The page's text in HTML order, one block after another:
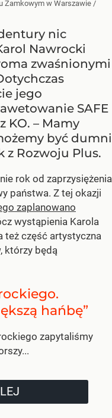
Zamkowym w Warszawie /
nic
Nawrocki
zwaśnionymi
jego
SAFE
KO. – Mamy
być dumni
z Rozwoju Plus.
rok od zaprzysiężenia
państwa. Z tej okazji
zaplanowano
wystąpienia Karola
też część artystyczna
którzy będą
hańbę”
zapytaliśmy